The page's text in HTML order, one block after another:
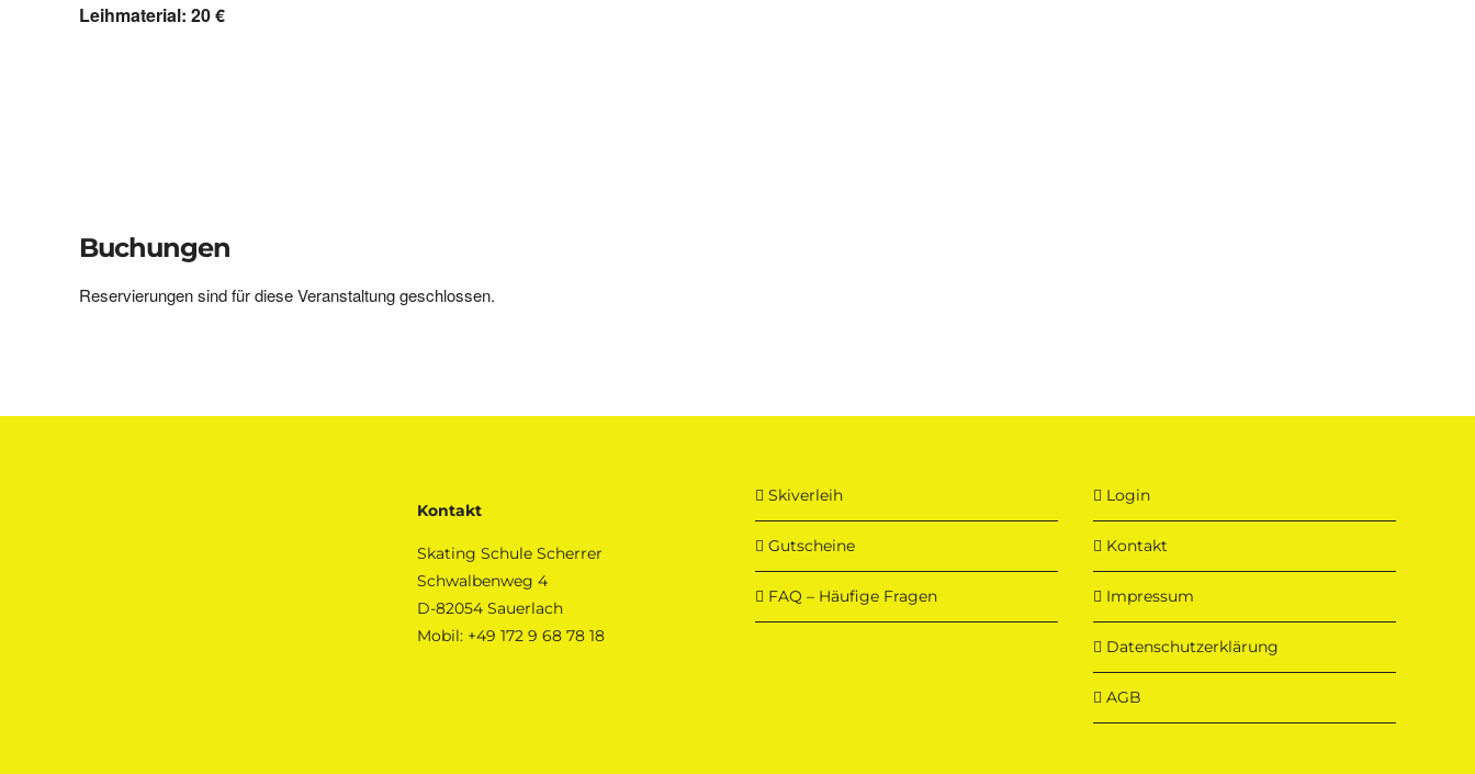
Leihmaterial: 20 €
Buchungen
Reservierungen sind für diese Veranstaltung geschlossen.
Kontakt
Skating Schule Scherrer
Schwalbenweg 4
D-82054 Sauerlach
Mobil: +49 172 9 68 78 18
Skiverleih
Gutscheine
FAQ – Häufige Fragen
Login
Kontakt
Impressum
Datenschutzerklärung
AGB